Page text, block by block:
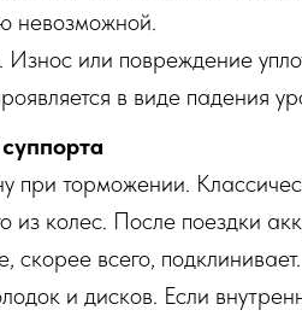
невозможной.
Износ или повреждение
в виде падения
при торможении.
из колес. После поездки
скорее всего, подклинивает.
и дисков. Если